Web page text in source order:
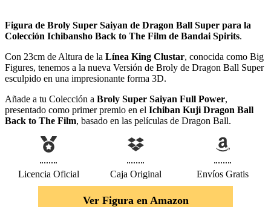
Figura de Broly Super Saiyan de Dragon Ball Super para la
Colección Ichibansho Back to The Film de Bandai Spirits.
Con 23cm de Altura de la Línea King Clustar, conocida como Big
Figures, tenemos a la nueva Versión de Broly de Dragon Ball Super
esculpido en una impresionante forma 3D.
Añade a tu Colección a Broly Super Saiyan Full Power,
presentado como primer premio en el Ichiban Kuji Dragon Ball
Back to The Film, basado en las películas de Dragon Ball.
Licencia Oficial Caja Original Envíos Gratis
Ver Figura en Amazon